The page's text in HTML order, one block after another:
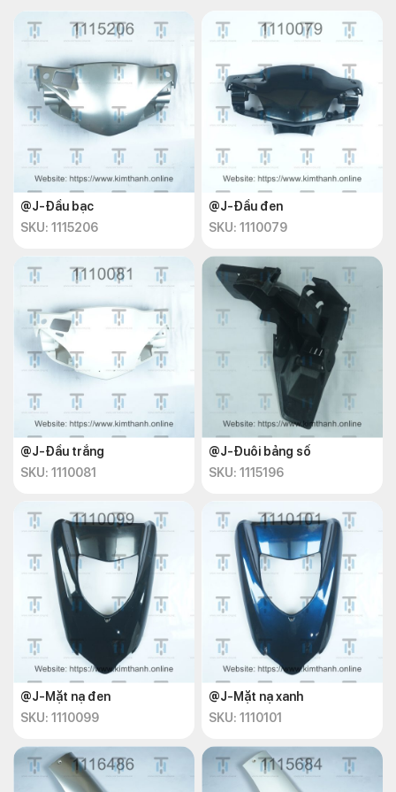
@J-Đầu bạc
SKU: 1115206
@J-Đầu đen
SKU: 1110079
@J-Đầu trắng
SKU: 1110081
@J-Đuôi bảng số
SKU: 1115196
@J-Mặt nạ đen
SKU: 1110099
@J-Mặt nạ xanh
SKU: 1110101